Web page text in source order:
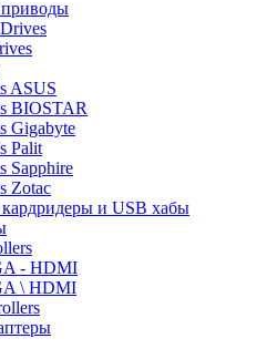
ASUS
BIOSTAR
Gigabyte
Palit
Sapphire
Zotac
и USB хабы
- HDMI
\ HDMI